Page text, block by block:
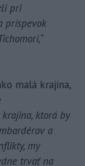
pri
príspevok
malá krajina,
ktorá by
a
my
trvať na